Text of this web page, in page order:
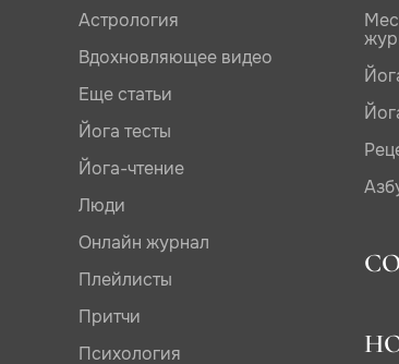
Астрология
Вдохновляющее видео
Еще статьи
Йога тесты
Йога-чтение
Люди
Онлайн журнал
Плейлисты
Притчи
Психология